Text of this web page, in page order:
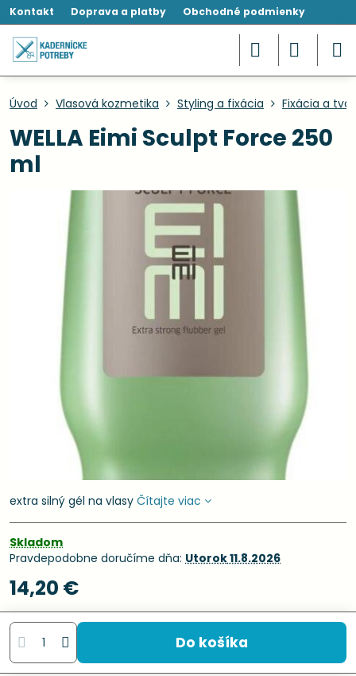
Kontakt Doprava a platby Obchodné podmienky
Úvod Vlasová kozmetika Styling a fixácia Fixácia a
WELLA Eimi Sculpt Force 250
ml
extra silný gél na vlasy Čítajte viac
Skladom
Pravdepodobne doručíme dňa: Utorok11.8.2026
14,20 €
Do košíka